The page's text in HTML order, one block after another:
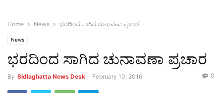
Home News ಭರದಿಂದ ಸಾಗಿದ ಚುನಾವಣಾ ಪ್ರಚಾರ
News
ಭರದಿಂದ ಸಾಗಿದ ಚುನಾವಣಾ ಪ್ರಚಾರ
By Sidlaghatta News Desk - February 10, 2016 0